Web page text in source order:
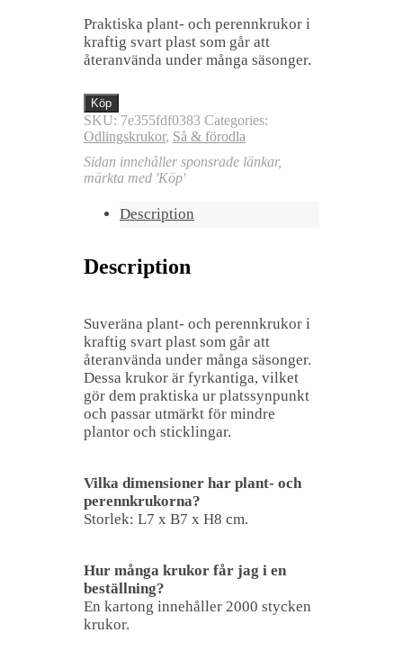
Praktiska plant- och perennkrukor i
kraftig svart plast som går att
återanvända under många säsonger.
Köp
SKU: 7e355fdf0383 Categories:
Odlingskrukor, Så & förodla
Sidan innehåller sponsrade länkar,
märkta med 'Köp'
Description
Description
Suveräna plant- och perennkrukor i
kraftig svart plast som går att
återanvända under många säsonger.
Dessa krukor är fyrkantiga, vilket
gör dem praktiska ur platssynpunkt
och passar utmärkt för mindre
plantor och sticklingar.
Vilka dimensioner har plant- och
perennkrukorna?
Storlek: L7 x B7 x H8 cm.
Hur många krukor får jag i en
beställning?
En kartong innehåller 2000 stycken
krukor.